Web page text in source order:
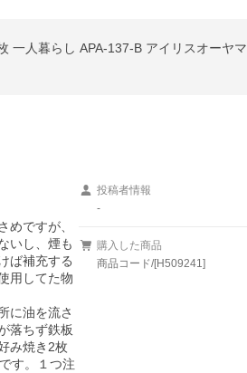
一人暮らし APA-137-B アイリスオーヤマ
めですが、
いし、煙も
ば補充する
用してた物
に油を流さ
落ちず鉄板
み焼き2枚
す。１つ注
投稿者情報
-
購入した商品
商品コード/[H509241]